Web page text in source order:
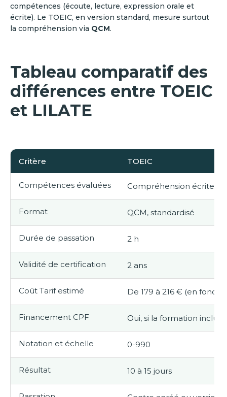
compétences (écoute, lecture, expression orale et
écrite). Le TOEIC, en version standard, mesure surtout
la compréhension via QCM.
Tableau comparatif des
différences entre TOEIC
et LILATE
Critère TOEIC
Compétences évaluées Compréhension écrite et
Format QCM, standardisé
Durée de passation 2 h
Validité de certification 2 ans
Coût Tarif estimé De 179 à 216 € (en
Financement CPF Oui, si la formation inclut
Notation et échelle 0-990
Résultat 10 à 15 jours